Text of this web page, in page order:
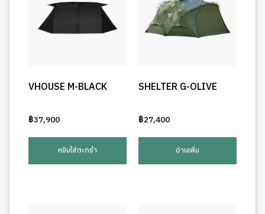
VHOUSE M-BLACK
฿37,900
หยิบใส่ตะกร้า
SHELTER G-OLIVE
฿27,400
อ่านเพิ่ม